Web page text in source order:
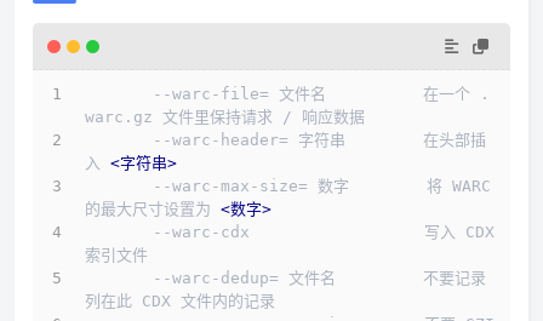
warc.gz 文件里保持请求 / 响应数据
入 <字符串>
的最大尺寸设置为 <数字>
索引文件
列在此 CDX 文件内的记录